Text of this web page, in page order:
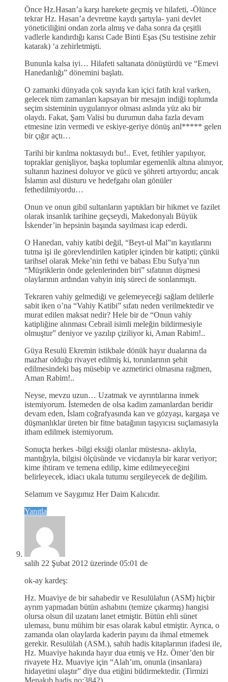
Önce Hz.Hasan’a karşı harekete geçmiş ve hilafeti, -Ölünce
tekrar Hz. Hasan’a devretme kaydı şartıyla- yani devlet
yöneticiliğini ondan zorla almış ve daha sonra da çeşitli
vadlerle kandırdığı karısı Cade Binti Eşas (Su testisine zehir
katarak) ‘a zehirletmişti.
Bununla kalsa iyi… Hilafeti saltanata dönüştürdü ve “Emevi
Hanedanlığı” dönemini başlatı.
O zamanki dünyada çok sayıda kan içici fatih kral varken,
gelecek tüm zamanları kapsayan bir mesajın indiği toplumda
seçim sisteminin uygulanıyor olması aslında yüz akı bir
olaydı. Fakat, Şam Valisi bu durumun daha fazla devam
etmesine izin vermedi ve eskiye-geriye dönüş anl***** gelen
bir çığır açtı…
Tarihi bir kırılma noktasıydı bu!.. Evet, fetihler yapılıyor,
topraklar genişliyor, başka toplumlar egemenlik altına alınıyor,
sultanın hazinesi doluyor ve gücü ve şöhreti artıyordu; ancak
İslamın asıl düsturu ve hedefgahı olan gönüler
fethedilmiyordu…
Onun ve onun gibil sultanların yaptıkları bir hikmet ve fazilet
olarak insanlık tarihine geçseydi, Makedonyalı Büyük
İskender’in hepsinin başında sayılması icap ederdi.
O Hanedan, vahiy katibi değil, “Beyt-ul Mal”ın kayıtlarını
tutma işi ile görevlendirilen katipler içinden bir katipti; çünkü
tarihsel olarak Meke’nin fethi ve babası Ebu Sufya’nın
“Müşriklerin önde gelenlerinden biri” sıfatının düşmesi
olaylarının ardından vahyin iniş süreci de sonlanmıştı.
Tekraren vahiy gelmediği ve gelemeyeceği sağlam delilerle
sabit iken o’na “Vahiy Katibi” sıfatı neden verilmektedir ve
murat edilen maksat nedir? Hele bir de “Onun vahiy
katipliğine alınması Cebrail isimli meleğin bildirmesiyle
olmuştur” deniyor ve yazılıp çiziliyor ki, Aman Rabim!..
Güya Resulü Ekremin istikbale dönük hayır dualarına da
mazhar olduğu rivayet edilmiş ki, torunlarının şehit
edilmesindeki baş müsebip ve azmetirici olmasına rağmen,
Aman Rabim!..
Neyse, mevzu uzun… Uzatmak ve ayrıntılarına inmek
istemiyorum. İstemeden de olsa kadim zamanlardan beridir
devam eden, İslam coğrafyasında kan ve gözyaşı, kargaşa ve
düşmanlıklar üreten bir fitne batağının taşıyıcısı suçlamasıyla
itham edilmek istemiyorum.
Sonuçta herkes -bilgi eksiği olanlar müstesna- aklıyla,
mantığıyla, bilgisi ölçüsünde ve vicdanıyla bir karar veriyor;
kime ihtiram ve temena edilip, kime edilmeyeceğini
belirleyecek, idiacı ukala tutumu sergileyecek de değilim.
Selamım ve Saygımız Her Daim Kalıcıdır.
Yanıtla
salih 22 Şubat 2012 üzerinde 05:01 de
ok-ay kardeş:
Hz. Muaviye de bir sahabedir ve Resulülahın (ASM) hiçbir
ayrım yapmadan bütün ashabını (temize çıkarmış) hangisi
olursa olsun dil uzatanı lanet etmiştir. Bütün ehli sünet
uleması, bunu mühim bir esas olarak kabul etmiştir. Ayrıca, o
zamanda olan olaylarda kaderin payını da ihmal etmemek
gerekir. Resulülah (ASM.), sahih hadis kitaplarının ifadesi ile,
Hz. Muaviye hakında hayır dua etmiş ve Hz. Ömer’den bir
rivayete Hz. Muaviye için “Alah’ım, onunla (insanlara)
hidayetini ulaştır” diye dua etiğini bildirmektedir. (Tirmizi